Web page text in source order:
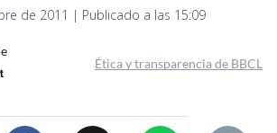
de 2011 | Publicado a las 15:09
Ética y transparencia de BBCL